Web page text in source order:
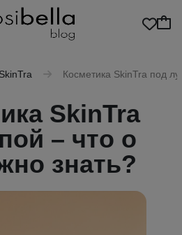
SkinTra Косметика SkinTra под
SkinTra
– что о
знать?